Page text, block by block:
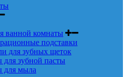
ванной комнаты
подставки
для зубных щеток
для зубной пасты
для мыла